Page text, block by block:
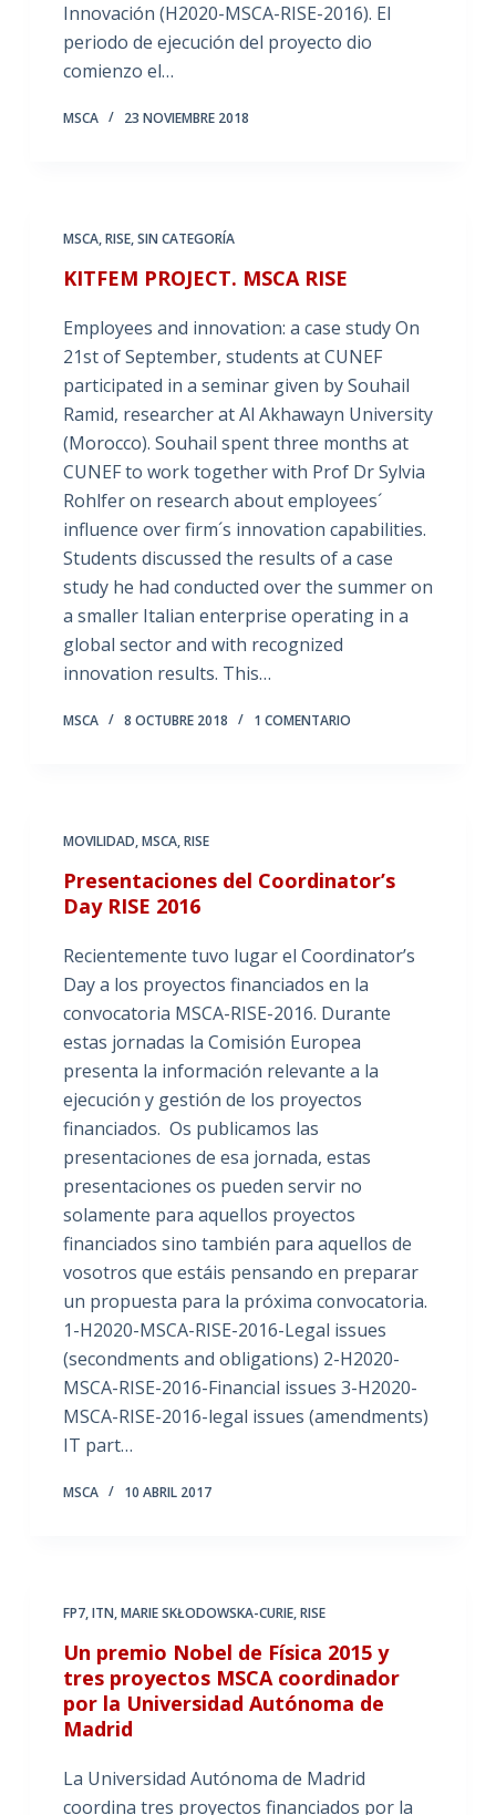
Innovación (H2020-MSCA-RISE-2016). El
periodo de ejecución del proyecto dio
comienzo el…
MSCA 23 NOVIEMBRE 2018
MSCA,RISE,SIN CATEGORÍA
KITFEM PROJECT. MSCA RISE
Employees and innovation: a case study On
21st of September, students at CUNEF
participated in a seminar given by Souhail
Ramid, researcher at Al Akhawayn University
(Morocco). Souhail spent three months at
CUNEF to work together with Prof Dr Sylvia
Rohlfer on research about employees´
influence over firm´s innovation capabilities.
Students discussed the results of a case
study he had conducted over the summer on
a smaller Italian enterprise operating in a
global sector and with recognized
innovation results. This…
MSCA 8 OCTUBRE 2018 1 COMENTARIO
MOVILIDAD,MSCA,RISE
Presentaciones del Coordinator’s
Day RISE 2016
Recientemente tuvo lugar el Coordinator’s
Day a los proyectos financiados en la
convocatoria MSCA-RISE-2016. Durante
estas jornadas la Comisión Europea
presenta la información relevante a la
ejecución y gestión de los proyectos
financiados. Os publicamos las
presentaciones de esa jornada, estas
presentaciones os pueden servir no
solamente para aquellos proyectos
financiados sino también para aquellos de
vosotros que estáis pensando en preparar
un propuesta para la próxima convocatoria.
1-H2020-MSCA-RISE-2016-Legal issues
(secondments and obligations) 2-H2020-
MSCA-RISE-2016-Financial issues 3-H2020-
MSCA-RISE-2016-legal issues (amendments)
IT part…
MSCA 10 ABRIL 2017
FP7,ITN,MARIE SKŁODOWSKA-CURIE,RISE
Un premio Nobel de Física 2015 y
tres proyectos MSCA coordinador
por la Universidad Autónoma de
Madrid
La Universidad Autónoma de Madrid
coordina tres proyectos financiados por la